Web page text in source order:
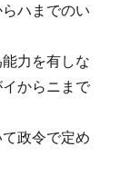
ハまでのい
力を有しな
からニまで
政令で定め